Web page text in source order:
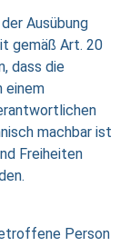
Ausübung
gemäß Art. 20
dass die
einem
machbar ist
Freiheiten
Person